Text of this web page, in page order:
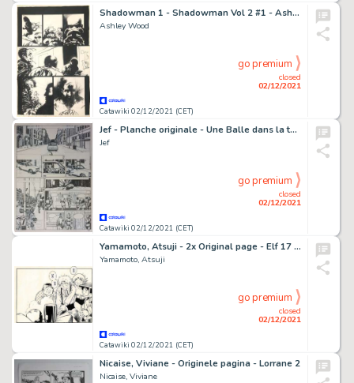
Shadowman 1 - Shadowman Vol 2 #1 - Ashley Wood - EO - (1997/1997)
Ashley Wood
Catawiki 02/12/2021 (CET)
closed
02/12/2021
go premium
Jef - Planche originale - Une Balle dans la tête T2 - (2010)
Jef
Catawiki 02/12/2021 (CET)
closed
02/12/2021
go premium
Yamamoto, Atsuji - 2x Original page - Elf 17 - (1987)
Yamamoto, Atsuji
Catawiki 02/12/2021 (CET)
closed
02/12/2021
go premium
Nicaise, Viviane - Originele pagina - Lorrane 2
Nicaise, Viviane